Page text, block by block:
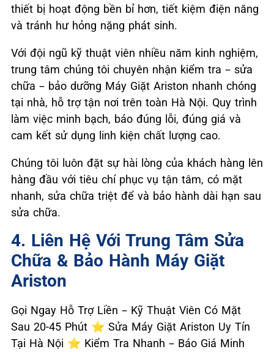
thiết bị hoạt động bền bỉ hơn, tiết kiệm điện năng
và tránh hư hỏng nặng phát sinh.
Với đội ngũ kỹ thuật viên nhiều năm kinh nghiệm,
trung tâm chúng tôi chuyên nhận kiểm tra – sửa
chữa – bảo dưỡng Máy Giặt Ariston nhanh chóng
tại nhà, hỗ trợ tận nơi trên toàn Hà Nội. Quy trình
làm việc minh bạch, báo đúng lỗi, đúng giá và
cam kết sử dụng linh kiện chất lượng cao.
Chúng tôi luôn đặt sự hài lòng của khách hàng lên
hàng đầu với tiêu chí phục vụ tận tâm, có mặt
nhanh, sửa chữa triệt để và bảo hành dài hạn sau
sửa chữa.
4. Liên Hệ Với Trung Tâm Sửa
Chữa & Bảo Hành Máy Giặt
Ariston
Gọi Ngay Hỗ Trợ Liền – Kỹ Thuật Viên Có Mặt
Sau 20-45 Phút ⭐ Sửa Máy Giặt Ariston Uy Tín
Tại Hà Nội ⭐ Kiểm Tra Nhanh – Báo Giá Minh